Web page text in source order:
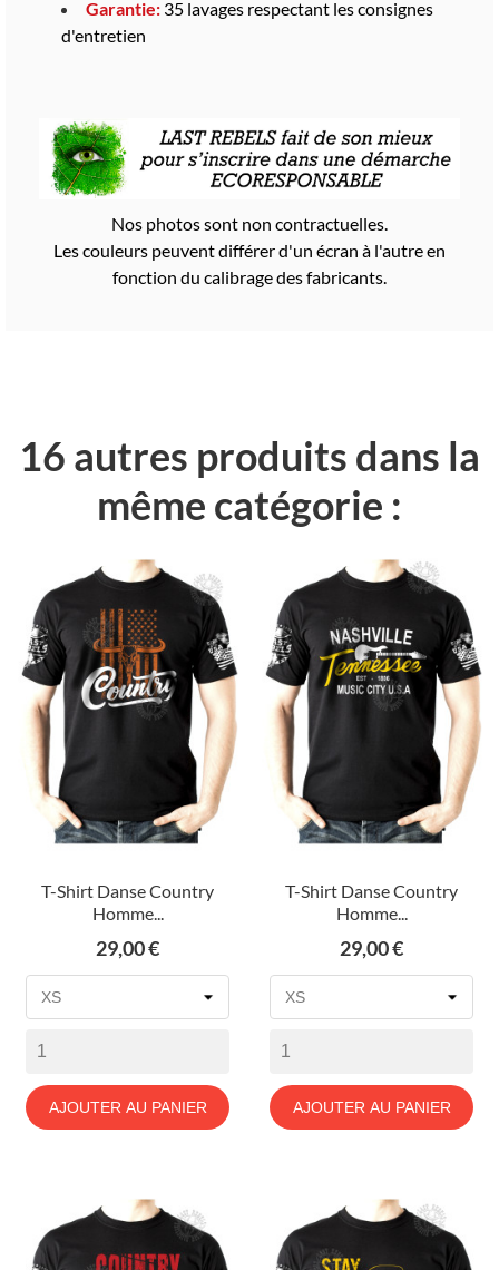
Garantie: 35 lavages respectant les consignes
d'entretien
Nos photos sont non contractuelles.
Les couleurs peuvent différer d'un écran à l'autre en
fonction du calibrage des fabricants.
16 autres produits dans la
même catégorie :
T-Shirt Danse Country
Homme...
Prix
29,00 €
AJOUTER AU PANIER
T-Shirt Danse Country
Homme...
Prix
29,00 €
AJOUTER AU PANIER